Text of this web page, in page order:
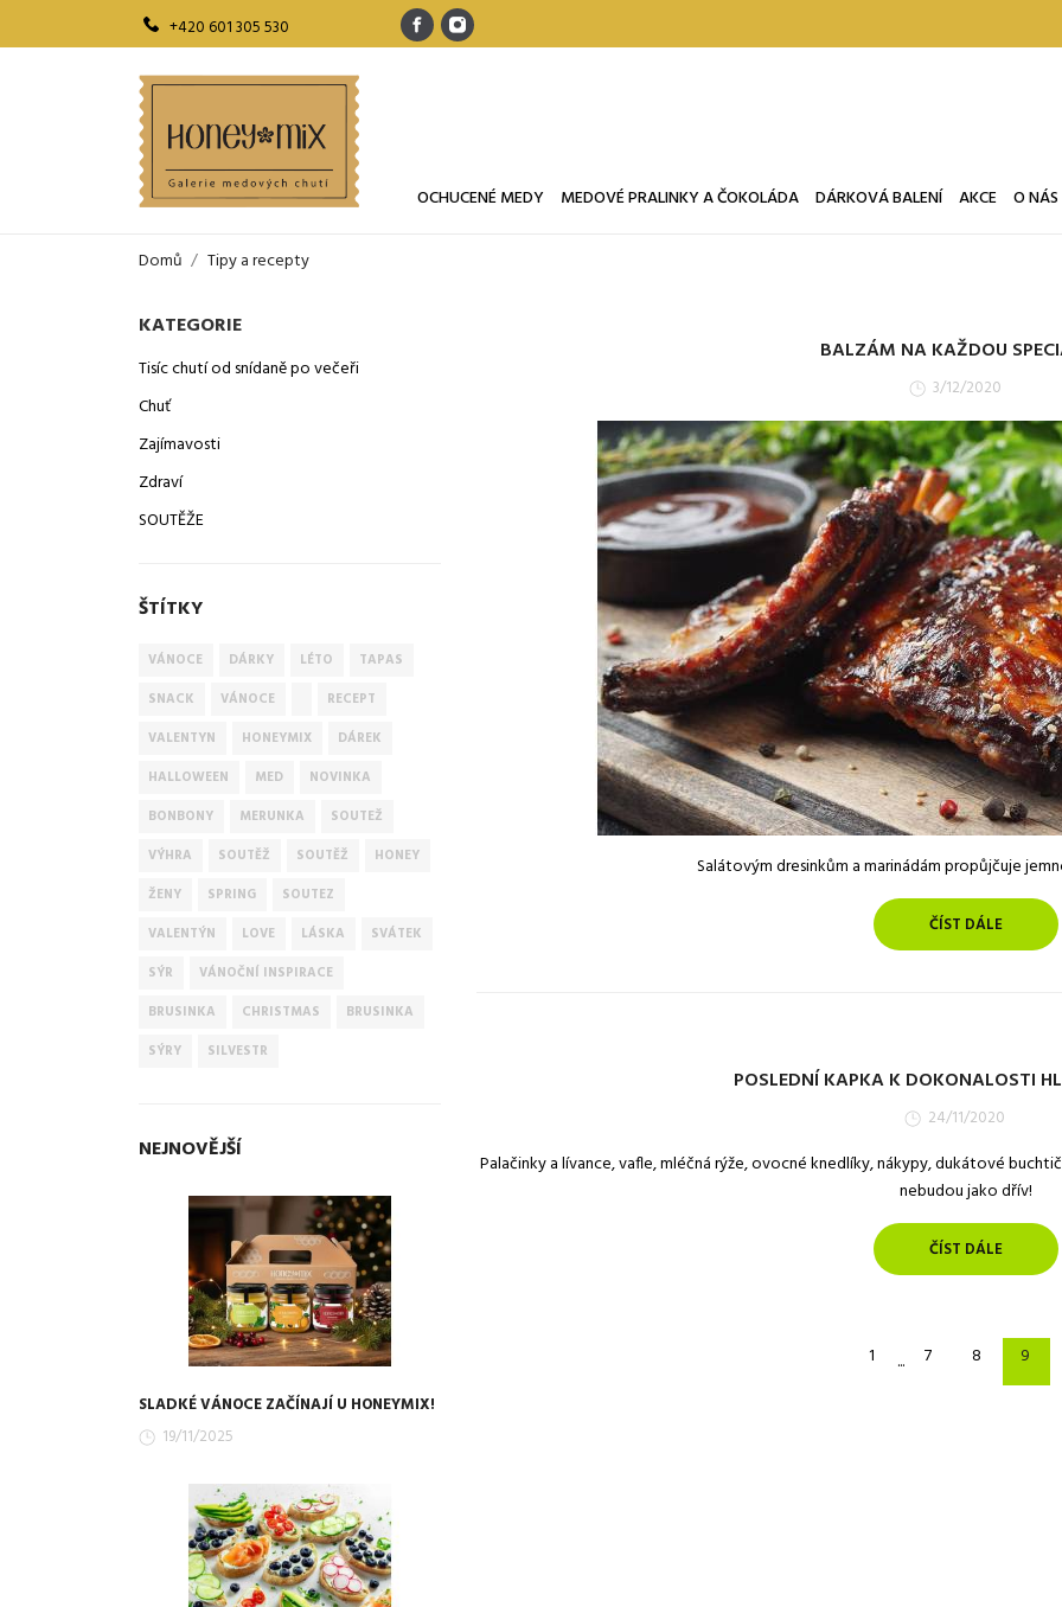
+420 601 305 530
OCHUCENÉ MEDY MEDOVÉ PRALINKY A ČOKOLÁDA DÁRKOVÁ BALENÍ AKCE O NÁS
Domů Tipy a recepty
KATEGORIE
Tisíc chutí od snídaně po večeři
Chuť
Zajímavosti
Zdraví
SOUTĚŽE
ŠTÍTKY
VÁNOCE DÁRKY LÉTO
TAPAS
SNACK
VÁNOCE
RECEPT
VALENTYN
HONEYMIX
DÁREK
HALLOWEEN
MED
NOVINKA
BONBONY
MERUNKA
SOUTEŽ
VÝHRA
SOUTĚŽ SOUTĚŽ
HONEY
ŽENY
SPRING
SOUTEZ
VALENTÝN
LOVE LÁSKA
SVÁTEK
SÝR
VÁNOČNÍ INSPIRACE
BRUSINKA
CHRISTMAS
BRUSINKA
SÝRY
SILVESTR
NEJNOVĚJŠÍ
SLADKÉ VÁNOCE ZAČÍNAJÍ U HONEYMIX!
19/11/2025
BALZÁM NA KAŽDOU
3/12/2020
Salátovým dresinkům a marinádám propůjčuje
ČÍST DÁLE
POSLEDNÍ KAPKA K DOKONALOSTI
24/11/2020
Palačinky a lívance, vafle, mléčná rýže, ovocné knedlíky, nákypy, dukátové
nebudou jako dřív!
ČÍST DÁLE
1 ... 7 8 9